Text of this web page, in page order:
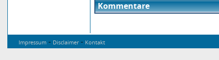
Kommentare
Impressum - Disclaimer- Kontakt